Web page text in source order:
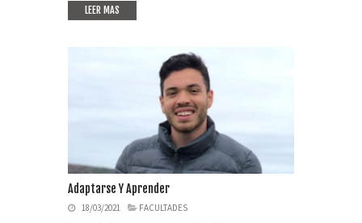
LEER MAS
Adaptarse Y Aprender
18/03/2021 FACULTADES